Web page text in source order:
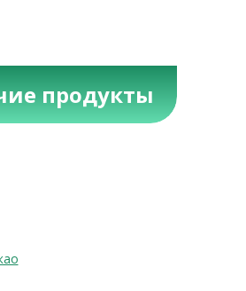
продукты